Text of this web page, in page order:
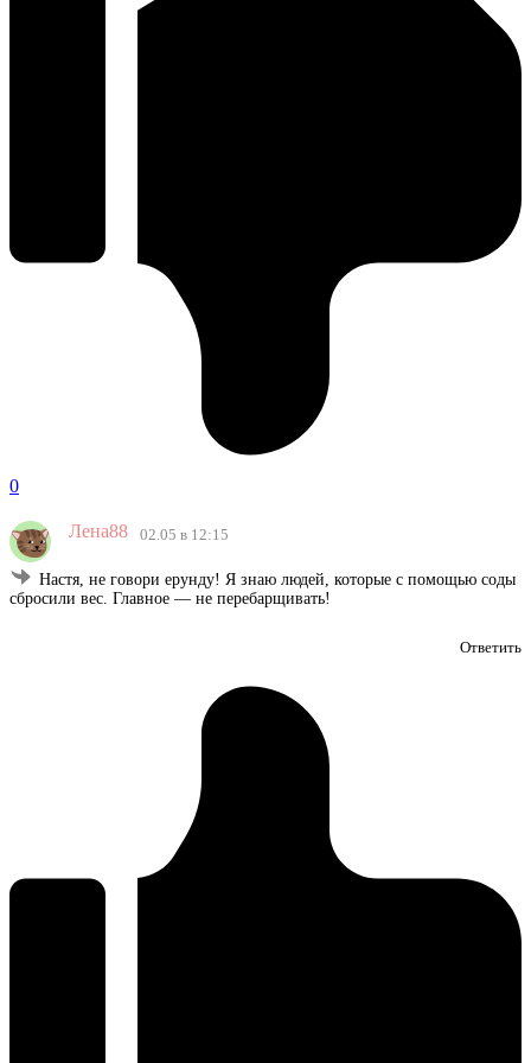
0
Лена88 02.05 в 12:15
Настя, не говори ерунду! Я знаю людей, которые с помощью соды
сбросили вес. Главное — не перебарщивать!
Ответить